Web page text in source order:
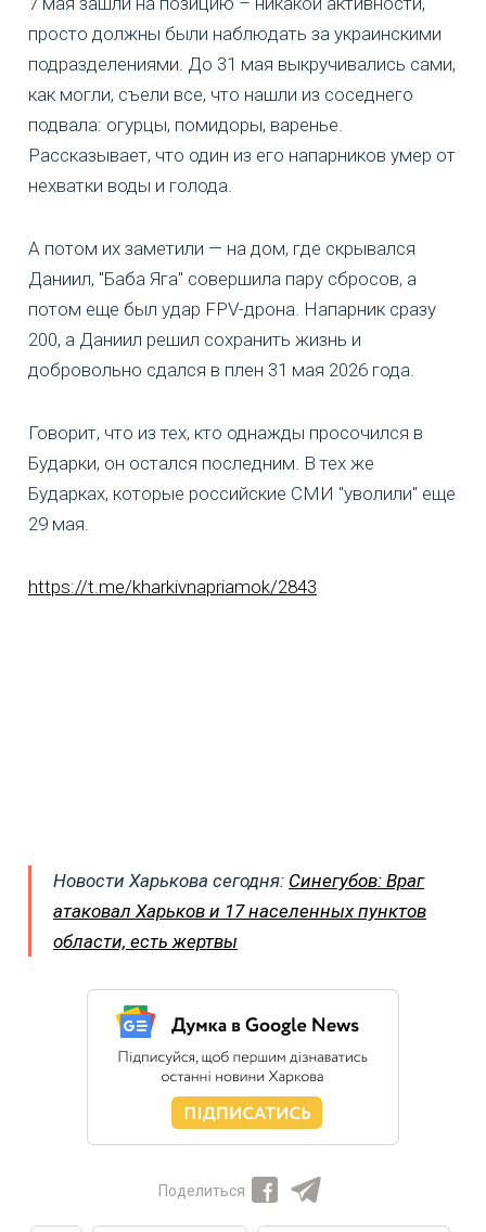
просто должны были наблюдать за украинскими
подразделениями. До 31 мая выкручивались сами,
как могли, съели все, что нашли из соседнего
подвала: огурцы, помидоры, варенье.
Рассказывает, что один из его напарников умер от
нехватки воды и голода.
А потом их заметили — на дом, где скрывался
Даниил, "Баба Яга" совершила пару сбросов, а
потом еще был удар FPV-дрона. Напарник сразу
200, а Даниил решил сохранить жизнь и
добровольно сдался в плен 31 мая 2026 года.
Говорит, что из тех, кто однажды просочился в
Бударки, он остался последним. В тех же
Бударках, которые российские СМИ "уволили" еще
29 мая.
https://t.me/kharkivnapriamok/2843
Новости Харькова сегодня: Синегубов: Враг
атаковал Харьков и 17 населенных пунктов
области, есть жертвы
Поделиться